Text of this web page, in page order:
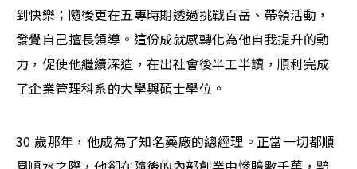
到快樂；隨後更在五專時期透過挑戰百岳、帶領活動，
發覺自己擅長領導。這份成就感轉化為他自我提升的動
力，促使他繼續深造，在出社會後半工半讀，順利完成
了企業管理科系的大學與碩士學位。
30 歲那年，他成為了知名藥廠的總經理。正當一切都順